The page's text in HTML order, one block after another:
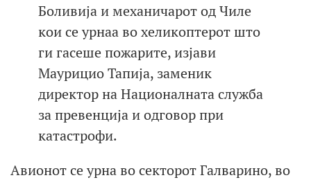
Боливија и механичарот од Чиле
кои се урнаа во хеликоптерот што
ги гасеше пожарите, изјави
Маурицио Тапија, заменик
директор на Националната служба
за превенција и одговор при
катастрофи.
Авионот се урна во секторот Галварино, во